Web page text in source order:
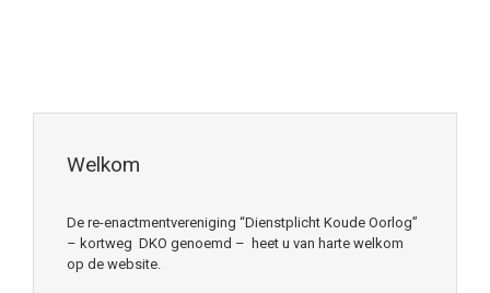
Welkom
De re-enactmentvereniging “Dienstplicht Koude Oorlog”
– kortweg DKO genoemd – heet u van harte welkom
op de website.